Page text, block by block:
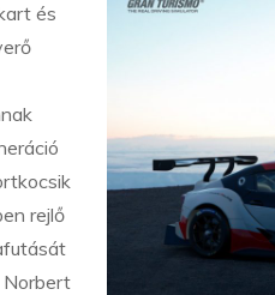
és
rejlő
Norbert